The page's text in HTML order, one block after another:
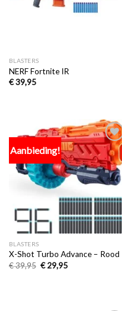
BLASTERS
NERF Fortnite IR
€39,95
Aanbieding!
Toevoegen
aan
verlanglijst
BLASTERS
X-Shot Turbo Advance – Rood
€39,95 €29,95